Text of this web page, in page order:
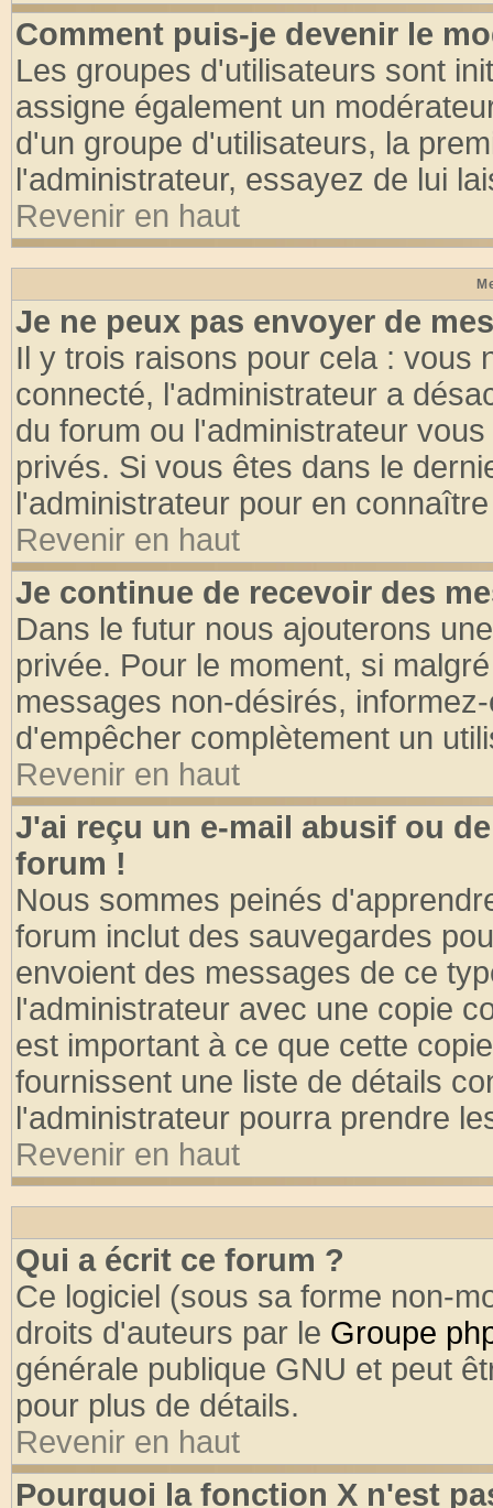
Comment puis-je devenir le
Les groupes d'utilisateurs sont
assigne également un
d'un groupe d'utilisateurs, la
l'administrateur, essayez de lui
Revenir en haut
Je ne peux pas envoyer de
Il y trois raisons pour cela : vous
connecté, l'administrateur a
du forum ou l'administrateur
privés. Si vous êtes dans le
l'administrateur pour en
Revenir en haut
Je continue de recevoir des
Dans le futur nous ajouterons
privée. Pour le moment, si
messages non-désirés,
d'empêcher complètement un
Revenir en haut
J'ai reçu un e-mail abusif ou
forum !
Nous sommes peinés
forum inclut des sauvegardes
envoient des messages de ce
l'administrateur avec une copie
est important à ce que cette
fournissent une liste de détails
l'administrateur pourra prendre
Revenir en haut
Qui a écrit ce forum ?
Ce logiciel (sous sa forme non-
droits d'auteurs par le Groupe
générale publique GNU et peut
pour plus de détails.
Revenir en haut
Pourquoi la fonction X n'est